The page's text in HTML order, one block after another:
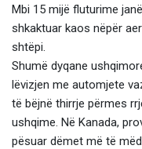
Mbi 15 mijë fluturime
shkaktuar kaos nëpër
shtëpi.
Shumë dyqane
lëvizjen me automjete
të bëjnë thirrje përmes
ushqime. Në Kanada,
pësuar dëmet më të